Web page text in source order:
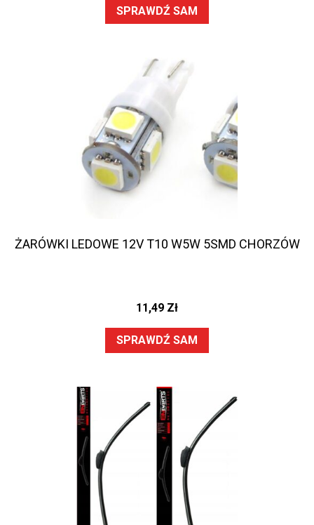
SPRAWDŹ SAM
ŻARÓWKI LEDOWE 12V T10 W5W 5SMD CHORZÓW
11,49 Zł
SPRAWDŹ SAM